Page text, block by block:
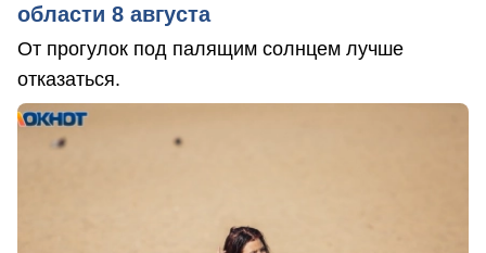
области 8 августа
От прогулок под палящим солнцем лучше
отказаться.